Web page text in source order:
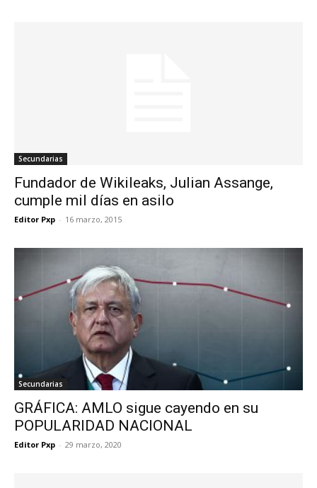
Secundarias
Fundador de Wikileaks, Julian Assange,
cumple mil días en asilo
Editor Pxp - 16 marzo, 2015
Secundarias
GRÁFICA: AMLO sigue cayendo en su
POPULARIDAD NACIONAL
Editor Pxp - 29 marzo, 2020